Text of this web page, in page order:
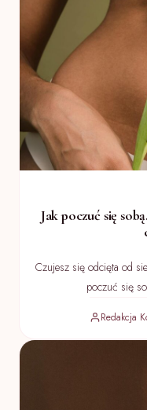
Jak poczuć się
Czujesz się odcięta od
poczuć się
Redakcja